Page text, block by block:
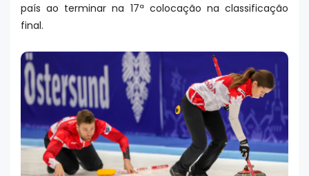
país ao terminar na 17ª colocação na classificação
final.